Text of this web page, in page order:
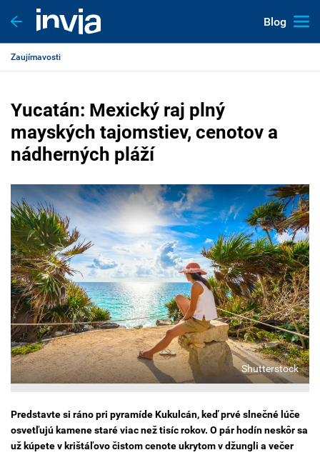
Blog
Zaujímavosti
Yucatán: Mexický raj plný
mayských tajomstiev, cenotov a
nádherných pláží
Shutterstock
Predstavte si ráno pri pyramíde Kukulcán, keď prvé slnečné lúče
osvetľujú kamene staré viac než tisíc rokov. O pár hodín neskôr sa
už kúpete v krištáľovo čistom cenote ukrytom v džungli a večer